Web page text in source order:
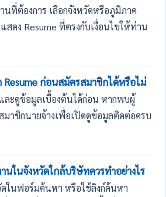
นที่ต้องการ เลือกจังหวัดหรือภูมิภาค
สดง Resume ที่ตรงกับเงื่อนไขให้ท่าน
ก่อนสมัครสมาชิกได้หรือไม่
ละดูข้อมูลเบื้องต้นได้ก่อน หากพบผู้
มาชิกนายจ้างเพื่อเปิดดูข้อมูลติดต่อครบ
นในจังหวัดใกล้บริษัทควรทำอย่างไร
ในฟอร์มค้นหา หรือใช้ลิงก์ค้นหา